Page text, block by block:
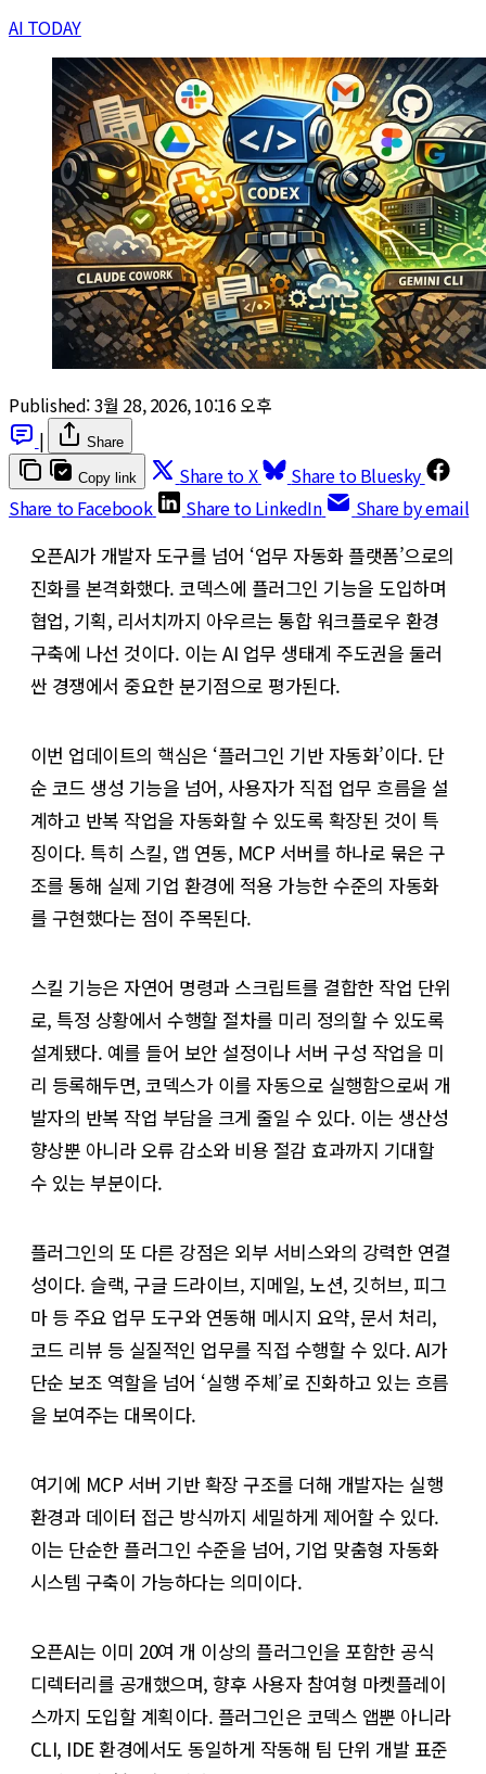
AI TODAY
Published:3월 28, 2026, 10:16 오후
|
Share
Copy link Share to X
Share to Bluesky
Share to Facebook
Share to LinkedIn Share by email
오픈AI가 개발자 도구를 넘어 ‘업무 자동화 플랫폼’으로의
진화를 본격화했다. 코덱스에 플러그인 기능을 도입하며
협업, 기획, 리서치까지 아우르는 통합 워크플로우 환경
구축에 나선 것이다. 이는 AI 업무 생태계 주도권을 둘러
싼 경쟁에서 중요한 분기점으로 평가된다.
이번 업데이트의 핵심은 ‘플러그인 기반 자동화’이다. 단
순 코드 생성 기능을 넘어, 사용자가 직접 업무 흐름을 설
계하고 반복 작업을 자동화할 수 있도록 확장된 것이 특
징이다. 특히 스킬, 앱 연동, MCP 서버를 하나로 묶은 구
조를 통해 실제 기업 환경에 적용 가능한 수준의 자동화
를 구현했다는 점이 주목된다.
스킬 기능은 자연어 명령과 스크립트를 결합한 작업 단위
로, 특정 상황에서 수행할 절차를 미리 정의할 수 있도록
설계됐다. 예를 들어 보안 설정이나 서버 구성 작업을 미
리 등록해두면, 코덱스가 이를 자동으로 실행함으로써 개
발자의 반복 작업 부담을 크게 줄일 수 있다. 이는 생산성
향상뿐 아니라 오류 감소와 비용 절감 효과까지 기대할
수 있는 부분이다.
플러그인의 또 다른 강점은 외부 서비스와의 강력한 연결
성이다. 슬랙, 구글 드라이브, 지메일, 노션, 깃허브, 피그
마 등 주요 업무 도구와 연동해 메시지 요약, 문서 처리,
코드 리뷰 등 실질적인 업무를 직접 수행할 수 있다. AI가
단순 보조 역할을 넘어 ‘실행 주체’로 진화하고 있는 흐름
을 보여주는 대목이다.
여기에 MCP 서버 기반 확장 구조를 더해 개발자는 실행
환경과 데이터 접근 방식까지 세밀하게 제어할 수 있다.
이는 단순한 플러그인 수준을 넘어, 기업 맞춤형 자동화
시스템 구축이 가능하다는 의미이다.
오픈AI는 이미 20여 개 이상의 플러그인을 포함한 공식
디렉터리를 공개했으며, 향후 사용자 참여형 마켓플레이
스까지 도입할 계획이다. 플러그인은 코덱스 앱뿐 아니라
CLI, IDE 환경에서도 동일하게 작동해 팀 단위 개발 표준